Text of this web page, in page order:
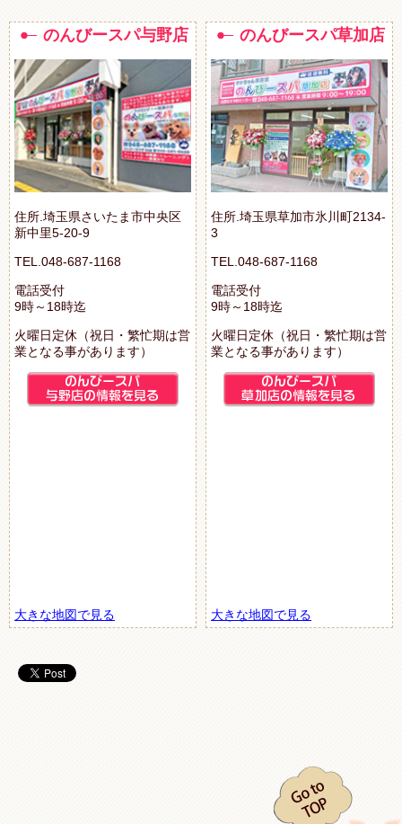
のんびースパ与野店
住所.埼玉県さいたま市中央区
新中里5-20-9
TEL.048-687-1168
電話受付
9時～18時迄
火曜日定休（祝日・繁忙期は営
業となる事があります）
大きな地図で見る
のんびースパ草加店
住所.埼玉県草加市氷川町2134-
3
TEL.048-687-1168
電話受付
9時～18時迄
火曜日定休（祝日・繁忙期は営
業となる事があります）
大きな地図で見る